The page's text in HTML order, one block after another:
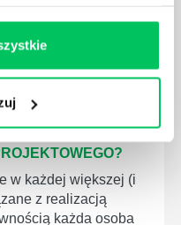
w każdej większej (i
z realizacją
każda osoba